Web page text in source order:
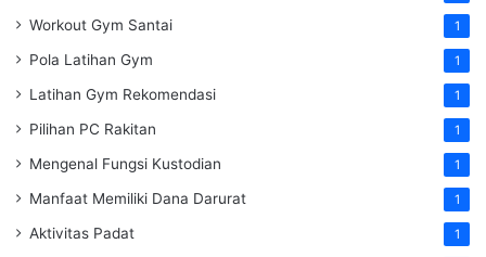
Workout Gym Santai 1
Pola Latihan Gym 1
Latihan Gym Rekomendasi 1
Pilihan PC Rakitan 1
Mengenal Fungsi Kustodian 1
Manfaat Memiliki Dana Darurat 1
Aktivitas Padat 1